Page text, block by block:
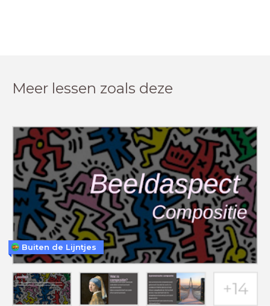
Meer lessen zoals deze
Buiten de Lijntjes